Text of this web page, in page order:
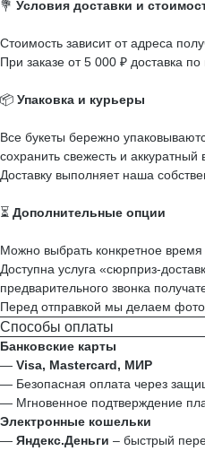
💐 Условия доставки и
Стоимость зависит от адреса
При заказе от 5 000 ₽ доставка
📦 Упаковка и курьеры
Все букеты бережно
сохранить свежесть и аккуратный
Доставку выполняет наша
⏳ Дополнительные опции
Можно выбрать конкретное
Доступна услуга «сюрприз-
предварительного звонка
Перед отправкой мы делаем фото
Способы оплаты
Банковские карты
— Visa, Mastercard, МИР
— Безопасная оплата через
— Мгновенное подтверждение
Электронные кошельки
— Яндекс.Деньги – быстрый